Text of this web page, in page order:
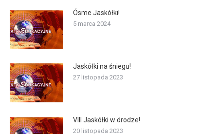
Ósme Jaskółki!
5 marca 2024
Jaskółki na śniegu!
27 listopada 2023
VIII Jaskółki w drodze!
20 listopada 2023